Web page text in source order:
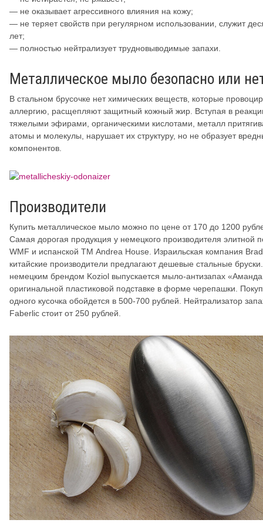
— не оказывает агрессивного влияния на кожу;
— не теряет свойств при регулярном использовании, служит
лет;
— полностью нейтрализует трудновыводимые запахи.
Металлическое мыло безопасно или
В стальном брусочке нет химических веществ, которые
аллергию, расщепляют защитный кожный жир. Вступая в
тяжелыми эфирами, органическими кислотами, металл
атомы и молекулы, нарушает их структуру, но не образует
компонентов.
Производители
Купить металлическое мыло можно по цене от 170 до 1200
Самая дорогая продукция у немецкого производителя элитной
WMF и испанской ТМ Andrea House. Израильская компания
китайские производители предлагают дешевые стальные
немецким брендом Koziol выпускается мыло-антизапах
оригинальной пластиковой подставке в форме черепашки.
одного кусочка обойдется в 500-700 рублей. Нейтрализатор
Faberlic стоит от 250 рублей.